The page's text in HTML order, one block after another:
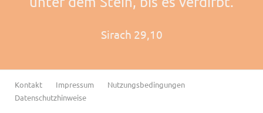
Sirach 29,10
Navigation
überspringen
Kontakt Impressum
Nutzungsbedingungen
Datenschutzhinweise